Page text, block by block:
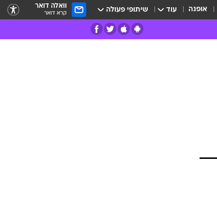
אופנה עוד שיתופי פעולה וואלה דואר
קרא דואר